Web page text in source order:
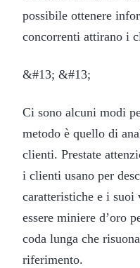
possibile ottenere
concorrenti attirano i
&#13; &#13;
Ci sono alcuni modi
metodo è quello di
clienti. Prestate
i clienti usano per
caratteristiche e i suoi
essere miniere d’oro
coda lunga che
riferimento.